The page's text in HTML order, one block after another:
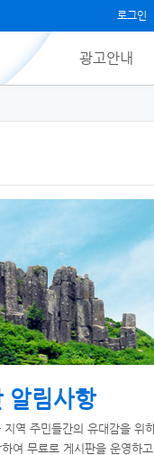
로그인
광고안내
알림사항
역 주민들간의 유대감을 위
여 무료로 게시판을 운영하고